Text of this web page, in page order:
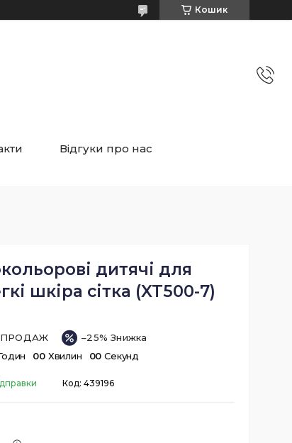
Кошик
Відгуки про нас
дитячі для
шкіра сітка (XT500-7)
–25%
00 Хвилин 00 Секунд
Код: 439196